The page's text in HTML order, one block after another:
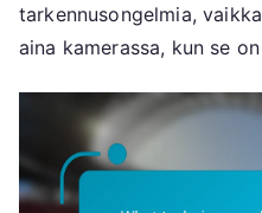
tarkennusongelmia,
aina kamerassa, kun se